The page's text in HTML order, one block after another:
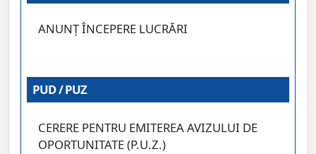
ANUNȚ ÎNCEPERE LUCRĂRI
PUD / PUZ
CERERE PENTRU EMITEREA AVIZULUI DE
OPORTUNITATE (P.U.Z.)